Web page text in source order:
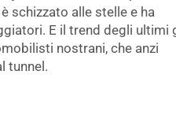
schizzato alle stelle e ha
E il trend degli ultimi
nostrani, che anzi
tunnel.